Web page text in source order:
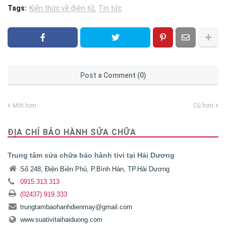
Tags: Kiến thức về điện tử Tin tức
Post a Comment (0)
Mới hơn Cũ hơn
ĐỊA CHỈ BẢO HÀNH SỬA CHỮA
Trung tâm sửa chữa bảo hành tivi tại Hải Dương
Số 248, Điện Biên Phủ, P.Bình Hàn, TP.Hải Dương
0915.313.313
(02437) 919.333
trungtambaohanhdienmay@gmail.com
www.suativitaihaiduong.com